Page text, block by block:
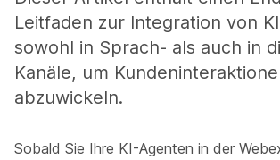
Leitfaden zur Integration von
sowohl in Sprach- als auch in
Kanäle, um
abzuwickeln.
Sobald Sie Ihre KI-Agenten in der